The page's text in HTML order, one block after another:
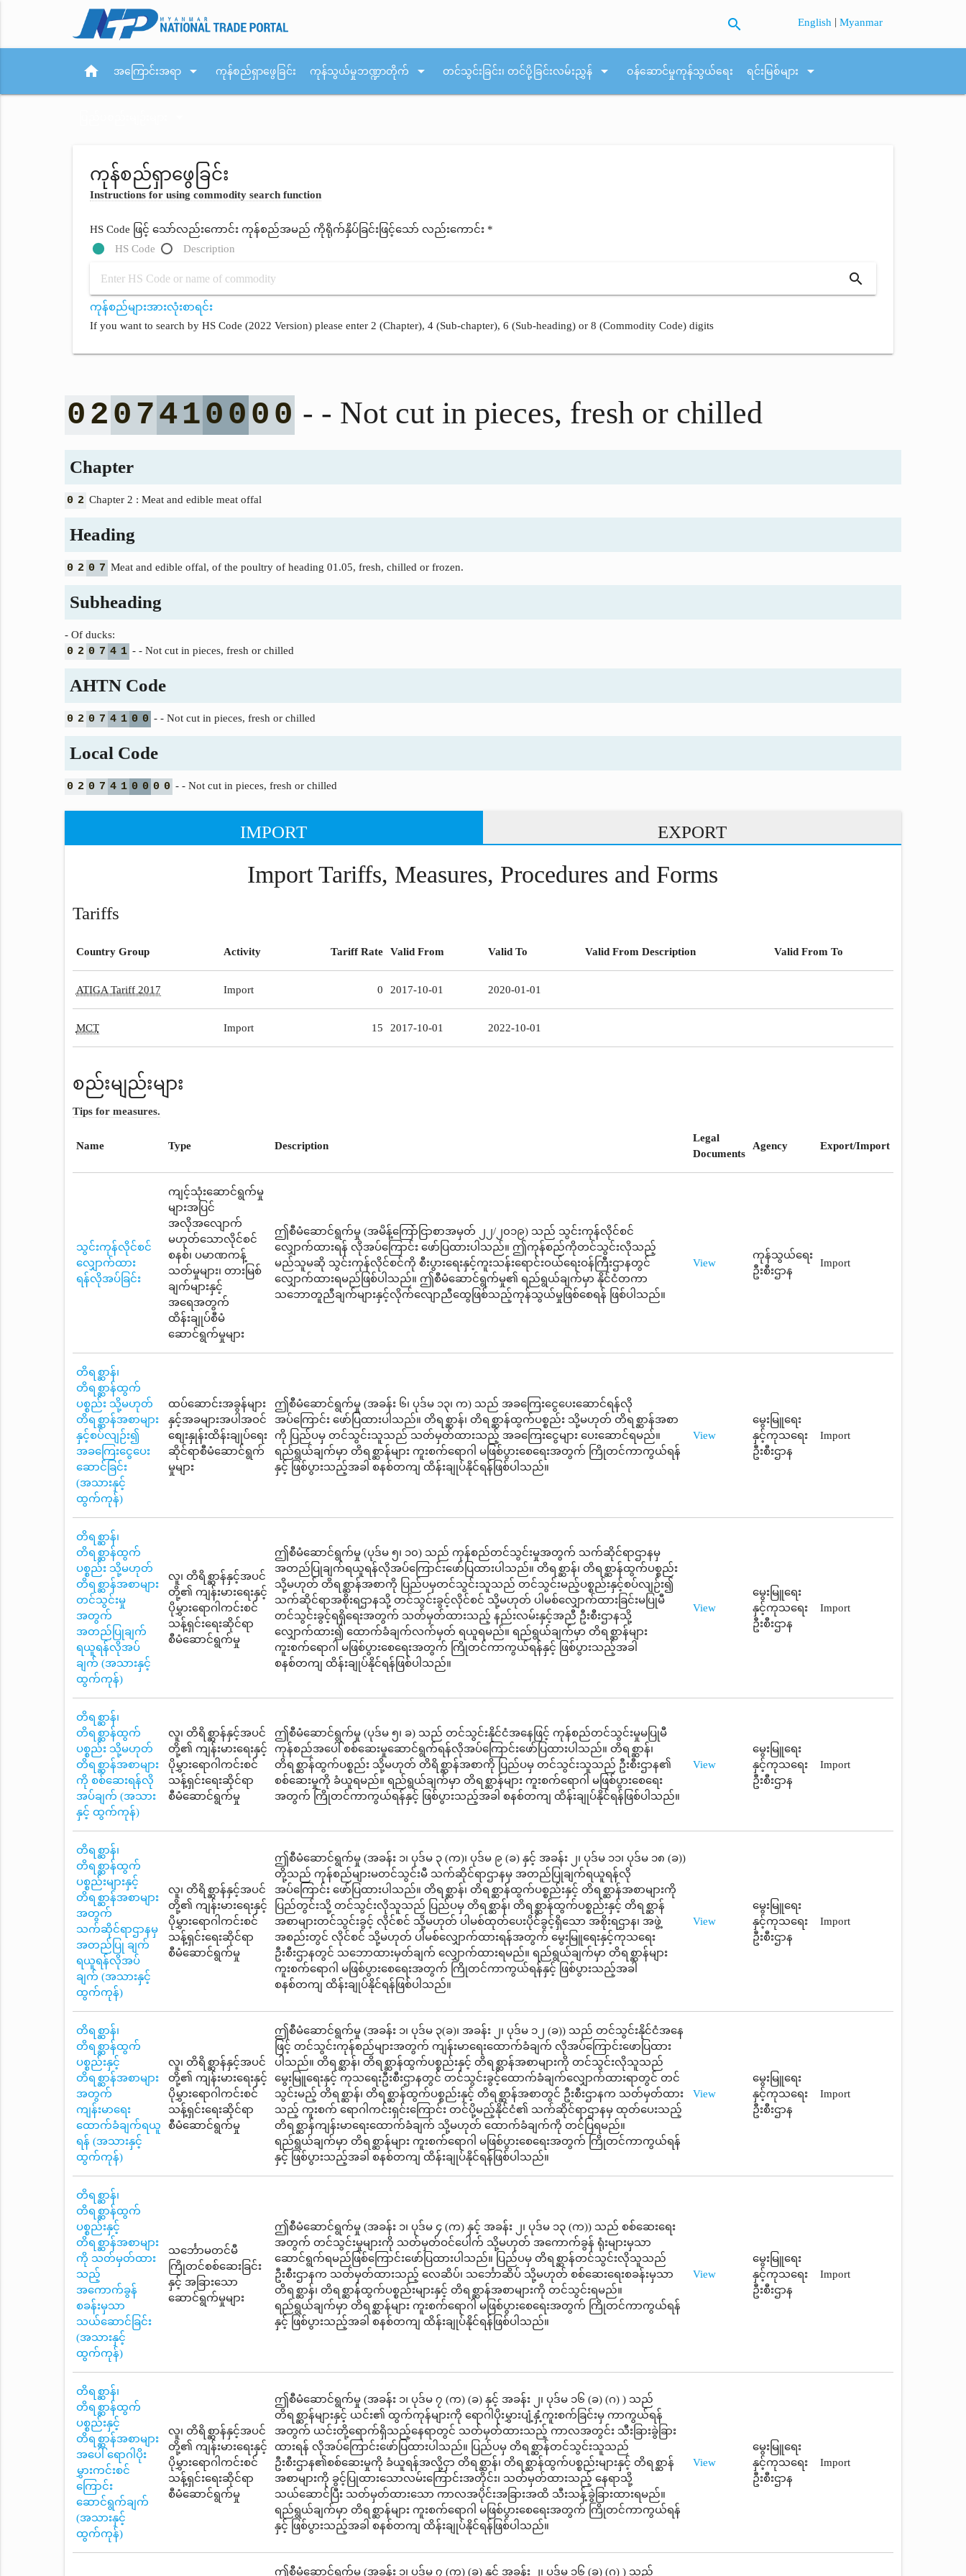
search English |Myanmar
home အကြောင်းအရာ arrow_drop_down ကုန်စည်ရှာဖွေခြင်း ကုန်သွယ်မှုဘဏ္ဍာတိုက် arrow_drop_down တင်သွင်းခြင်း၊ တင်ပို့ခြင်းလမ်းညွှန် arrow_drop_down ဝန်ဆောင်မှုကုန်သွယ်ရေး ရင်းမြစ်များ arrow_drop_down
ကုန်စည်ရှာဖွေခြင်း
Instructions for using commodity search function
HS Code ဖြင့် သော်လည်းကောင်း ကုန်စည်အမည် ကိုရိုက်နှိပ်ခြင်းဖြင့်သော် လည်းကောင်း *
HS Code
Description
search
ကုန်စည်များအားလုံးစာရင်း
If you want to search by HS Code (2022 Version) please enter 2 (Chapter), 4 (Sub-chapter), 6 (Sub-heading) or 8 (Commodity Code) digits
0 2 0 74 10 0 0 0 - - Not cut in pieces, fresh or chilled
Chapter
0 2 Chapter 2 : Meat and edible meat offal
Heading
0 2 0 7 Meat and edible offal, of the poultry of heading 01.05, fresh, chilled or frozen.
Subheading
- Of ducks:
0 2 0 7 4 1 - - Not cut in pieces, fresh or chilled
AHTN Code
0 2 0 7 4 1 0 0 - - Not cut in pieces, fresh or chilled
Local Code
0 2 0 7 4 1 0 0 0 0 - - Not cut in pieces, fresh or chilled
IMPORT EXPORT
Import Tariffs, Measures, Procedures and Forms
Tariffs
Country Group Activity Tariff Rate Valid From Valid To Valid From Description Valid From To
ATIGA Tariff 2017 Import 0 2017-10-01 2020-01-01
MCT Import 15 2017-10-01 2022-10-01
စည်းမျည်းများ
Tips for measures.
Name Type Description
Legal
Documents
Agency Export/Import
သွင်းကုန်လိုင်စင်
လျှောက်ထား
ရန်လိုအပ်ခြင်း
ကျင့်သုံးဆောင်ရွက်မှု
များအပြင်
အလိုအလျောက်
မဟုတ်သောလိုင်စင်
စနစ်၊ ပမာဏကန့်
သတ်မှုများ၊ တားမြစ်
ချက်များနှင့်
အရေအတွက်
ထိန်းချုပ်စီမံ
ဆောင်ရွက်မှုများ
ဤစီမံဆောင်ရွက်မှု (အမိန့်ကြော်ငြာစာအမှတ် ၂၂/၂၀၁၉) သည် သွင်းကုန်လိုင်စင်
လျှောက်ထားရန် လိုအပ်ကြောင်း ဖော်ပြထားပါသည်။ ဤကုန်စည်ကိုတင်သွင်းလိုသည့်
မည်သူမဆို သွင်းကုန်လိုင်စင်ကို စီးပွားရေးနှင့်ကူးသန်းရောင်းဝယ်ရေးဝန်ကြီးဌာနတွင်
လျှောက်ထားရမည်ဖြစ်ပါသည်။ ဤစီမံဆောင်ရွက်မှု၏ ရည်ရွယ်ချက်မှာ နိုင်ငံတကာ
သဘောတူညီချက်များနှင့်လိုက်လျောညီထွေဖြစ်သည့်ကုန်သွယ်မှုဖြစ်စေရန် ဖြစ်ပါသည်။
View
ကုန်သွယ်ရေး
ဦးစီးဌာန
Import
တိရစ္ဆာန်၊
တိရစ္ဆာန်ထွက်
ပစ္စည်း သို့မဟုတ်
တိရစ္ဆာန်အစာများ
နှင့်စပ်လျဉ်း၍
အခကြေးငွေပေး
ဆောင်ခြင်း
(အသားနှင့်
ထွက်ကုန်)
ထပ်ဆောင်းအခွန်များ
နှင့်အခများအပါအဝင်
စျေးနှုန်းထိန်းချုပ်ရေး
ဆိုင်ရာစီမံဆောင်ရွက်
မှုများ
ဤစီမံဆောင်ရွက်မှု (အခန်း ၆၊ ပုဒ်မ ၁၃၊ က) သည် အခကြေးငွေပေးဆောင်ရန်လို
အပ်ကြောင်း ဖော်ပြထားပါသည်။ တိရစ္ဆာန်၊ တိရစ္ဆာန်ထွက်ပစ္စည်း သို့မဟုတ် တိရစ္ဆာန်အစာ
ကို ပြည်ပမှ တင်သွင်းသူသည် သတ်မှတ်ထားသည့် အခကြေးငွေများ ပေးဆောင်ရမည်။
ရည်ရွယ်ချက်မှာ တိရစ္ဆာန်များ ကူးစက်ရောဂါ မဖြစ်ပွားစေရေးအတွက် ကြိုတင်ကာကွယ်ရန်
နှင့် ဖြစ်ပွားသည့်အခါ စနစ်တကျ ထိန်းချုပ်နိုင်ရန်ဖြစ်ပါသည်။
View
မွေးမြူရေး
နှင့်ကုသရေး
ဦးစီးဌာန
Import
တိရစ္ဆာန်၊
တိရစ္ဆာန်ထွက်
ပစ္စည်း သို့မဟုတ်
တိရစ္ဆာန်အစာများ
တင်သွင်းမှု
အတွက်
အတည်ပြုချက်
ရယူရန်လိုအပ်
ချက် (အသားနှင့်
ထွက်ကုန်)
လူ၊ တိရိစ္ဆာန်နှင့်အပင်
တို့၏ ကျန်းမားရေးနှင့်
ပိုမွှားရောဂါကင်းစင်
သန့်ရှင်းရေးဆိုင်ရာ
စီမံဆောင်ရွက်မှု
ဤစီမံဆောင်ရွက်မှု (ပုဒ်မ ၅၊ ၁၀) သည် ကုန်စည်တင်သွင်းမှုအတွက် သက်ဆိုင်ရာဌာနမှ
အတည်ပြုချက်ရယူရန်လိုအပ်ကြောင်းဖော်ပြထားပါသည်။ တိရစ္ဆာန်၊ တိရစ္ဆာန်ထွက်ပစ္စည်း
သို့မဟုတ် တိရစ္ဆာန်အစာကို ပြည်ပမှတင်သွင်းသူသည် တင်သွင်းမည့်ပစ္စည်းနှင့်စပ်လျဉ်း၍
သက်ဆိုင်ရာအစိုးရဌာနသို့ တင်သွင်းခွင့်လိုင်စင် သို့မဟုတ် ပါမစ်လျှောက်ထားခြင်းမပြုမီ
တင်သွင်းခွင့်ရရှိရေးအတွက် သတ်မှတ်ထားသည့် နည်းလမ်းနှင့်အညီ ဦးစီးဌာနသို့
လျှောက်ထား၍ ထောက်ခံချက်လက်မှတ် ရယူရမည်။ ရည်ရွယ်ချက်မှာ တိရစ္ဆာန်များ
ကူးစက်ရောဂါ မဖြစ်ပွားစေရေးအတွက် ကြိုတင်ကာကွယ်ရန်နှင့် ဖြစ်ပွားသည့်အခါ
စနစ်တကျ ထိန်းချုပ်နိုင်ရန်ဖြစ်ပါသည်။
View
မွေးမြူရေး
နှင့်ကုသရေး
ဦးစီးဌာန
Import
တိရစ္ဆာန်၊
တိရစ္ဆာန်ထွက်
ပစ္စည်း သို့မဟုတ်
တိရစ္ဆာန်အစာများ
ကို စစ်ဆေးရန်လို
အပ်ချက် (အသား
နှင့် ထွက်ကုန်)
လူ၊ တိရိစ္ဆာန်နှင့်အပင်
တို့၏ ကျန်းမားရေးနှင့်
ပိုမွှားရောဂါကင်းစင်
သန့်ရှင်းရေးဆိုင်ရာ
စီမံဆောင်ရွက်မှု
ဤစီမံဆောင်ရွက်မှု (ပုဒ်မ ၅၊ ခ) သည် တင်သွင်းနိုင်ငံအနေဖြင့် ကုန်စည်တင်သွင်းမှုမပြုမီ
ကုန်စည်အပေါ် စစ်ဆေးမှုဆောင်ရွက်ရန်လိုအပ်ကြောင်းဖော်ပြထားပါသည်။ တိရစ္ဆာန်၊
တိရစ္ဆာန်ထွက်ပစ္စည်း သို့မဟုတ် တိရိစ္ဆာန်အစာကို ပြည်ပမှ တင်သွင်းသူသည် ဦးစီးဌာန၏
စစ်ဆေးမှုကို ခံယူရမည်။ ရည်ရွယ်ချက်မှာ တိရစ္ဆာန်များ ကူးစက်ရောဂါ မဖြစ်ပွားစေရေး
အတွက် ကြိုတင်ကာကွယ်ရန်နှင့် ဖြစ်ပွားသည့်အခါ စနစ်တကျ ထိန်းချုပ်နိုင်ရန်ဖြစ်ပါသည်။
View
မွေးမြူရေး
နှင့်ကုသရေး
ဦးစီးဌာန
Import
တိရစ္ဆာန်၊
တိရစ္ဆာန်ထွက်
ပစ္စည်းများနှင့်
တိရစ္ဆာန်အစာများ
အတွက်
သက်ဆိုင်ရာဌာနမှ
အတည်ပြု ချက်
ရယူရန်လိုအပ်
ချက် (အသားနှင့်
ထွက်ကုန်)
လူ၊ တိရိစ္ဆာန်နှင့်အပင်
တို့၏ ကျန်းမားရေးနှင့်
ပိုမွှားရောဂါကင်းစင်
သန့်ရှင်းရေးဆိုင်ရာ
စီမံဆောင်ရွက်မှု
ဤစီမံဆောင်ရွက်မှု (အခန်း ၁၊ ပုဒ်မ ၃ (က)၊ ပုဒ်မ ၉ (ခ) နှင့် အခန်း ၂၊ ပုဒ်မ ၁၁၊ ပုဒ်မ ၁၈ (ခ))
တို့သည် ကုန်စည်များမတင်သွင်းမီ သက်ဆိုင်ရာဌာနမှ အတည်ပြုချက်ရယူရန်လို
အပ်ကြောင်း ဖော်ပြထားပါသည်။ တိရစ္ဆာန်၊ တိရစ္ဆာန်ထွက်ပစ္စည်းနှင့် တိရစ္ဆာန်အစာများကို
ပြည်တွင်းသို့ တင်သွင်းလိုသူသည် ပြည်ပမှ တိရစ္ဆာန်၊ တိရစ္ဆာန်ထွက်ပစ္စည်းနှင့် တိရစ္ဆာန်
အစာများတင်သွင်းခွင့် လိုင်စင် သို့မဟုတ် ပါမစ်ထုတ်ပေးပိုင်ခွင့်ရှိသော အစိုးရဌာန၊ အဖွဲ့
အစည်းတွင် လိုင်စင် သို့မဟုတ် ပါမစ်လျှောက်ထားရန်အတွက် မွေးမြူရေးနှင့်ကုသရေး
ဦးစီးဌာနတွင် သဘောထားမှတ်ချက် လျှောက်ထားရမည်။ ရည်ရွယ်ချက်မှာ တိရစ္ဆာန်များ
ကူးစက်ရောဂါ မဖြစ်ပွားစေရေးအတွက် ကြိုတင်ကာကွယ်ရန်နှင့် ဖြစ်ပွားသည့်အခါ
စနစ်တကျ ထိန်းချုပ်နိုင်ရန်ဖြစ်ပါသည်။
View
မွေးမြူရေး
နှင့်ကုသရေး
ဦးစီးဌာန
Import
တိရစ္ဆာန်၊
တိရစ္ဆာန်ထွက်
ပစ္စည်းနှင့်
တိရစ္ဆာန်အစာများ
အတွက်
ကျန်းမာရေး
ထောက်ခံချက်ရယူ
ရန် (အသားနှင့်
ထွက်ကုန်)
လူ၊ တိရိစ္ဆာန်နှင့်အပင်
တို့၏ ကျန်းမားရေးနှင့်
ပိုမွှားရောဂါကင်းစင်
သန့်ရှင်းရေးဆိုင်ရာ
စီမံဆောင်ရွက်မှု
ဤစီမံဆောင်ရွက်မှု (အခန်း ၁၊ ပုဒ်မ ၃(ခ)၊ အခန်း ၂၊ ပုဒ်မ ၁၂ (ခ)) သည် တင်သွင်းနိုင်ငံအနေ
ဖြင့် တင်သွင်းကုန်စည်များအတွက် ကျန်းမာရေးထောက်ခံချက် လိုအပ်ကြောင်းဖောပြထား
ပါသည်။ တိရစ္ဆာန်၊ တိရစ္ဆာန်ထွက်ပစ္စည်းနှင့် တိရစ္ဆာန်အစာများကို တင်သွင်းလိုသူသည်
မွေးမြူရေးနှင့် ကုသရေးဦးစီးဌာနတွင် တင်သွင်းခွင့်ထောက်ခံချက်လျှောက်ထားရာတွင် တင်
သွင်းမည့် တိရစ္ဆာန်၊ တိရစ္ဆာန်ထွက်ပစ္စည်းနှင့် တိရစ္ဆာန်အစာတွင် ဦးစီးဌာနက သတ်မှတ်ထား
သည့် ကူးစက် ရောဂါကင်းရှင်းကြောင်း တင်ပို့မည့်နိုင်ငံ၏ သက်ဆိုင်ရာဌာနမှ ထုတ်ပေးသည့်
တိရစ္ဆာန်ကျန်းမာရေးထောက်ခံချက် သို့မဟုတ် ထောက်ခံချက်ကို တင်ပြရမည်။
ရည်ရွယ်ချက်မှာ တိရစ္ဆာန်များ ကူးစက်ရောဂါ မဖြစ်ပွားစေရေးအတွက် ကြိုတင်ကာကွယ်ရန်
နှင့် ဖြစ်ပွားသည့်အခါ စနစ်တကျ ထိန်းချုပ်နိုင်ရန်ဖြစ်ပါသည်။
View
မွေးမြူရေး
နှင့်ကုသရေး
ဦးစီးဌာန
Import
တိရစ္ဆာန်၊
တိရစ္ဆာန်ထွက်
ပစ္စည်းနှင့်
တိရစ္ဆာန်အစာများ
ကို သတ်မှတ်ထား
သည့်
အကောက်ခွန်
စခန်းမှသာ
သယ်ဆောင်ခြင်း
(အသားနှင့်
ထွက်ကုန်)
သင်္ဘောမတင်မီ
ကြိုတင်စစ်ဆေးခြင်း
နှင့် အခြားသော
ဆောင်ရွက်မှုများ
ဤစီမံဆောင်ရွက်မှု (အခန်း ၁၊ ပုဒ်မ ၄ (က) နှင့် အခန်း ၂၊ ပုဒ်မ ၁၃ (က)) သည် စစ်ဆေးရေး
အတွက် တင်သွင်းမှုများကို သတ်မှတ်ဝင်ပေါက် သို့မဟုတ် အကောက်ခွန် ရုံးများမှသာ
ဆောင်ရွက်ရမည်ဖြစ်ကြောင်းဖော်ပြထားပါသည်။ ပြည်ပမှ တိရစ္ဆာန်တင်သွင်းလိုသူသည်
ဦးစီးဌာနက သတ်မှတ်ထားသည့် လေဆိပ်၊ သင်္ဘောဆိပ် သို့မဟုတ် စစ်ဆေးရေးစခန်းမှသာ
တိရစ္ဆာန်၊ တိရစ္ဆာန်ထွက်ပစ္စည်းများနှင့် တိရစ္ဆာန်အစာများကို တင်သွင်းရမည်။
ရည်ရွယ်ချက်မှာ တိရစ္ဆာန်များ ကူးစက်ရောဂါ မဖြစ်ပွားစေရေးအတွက် ကြိုတင်ကာကွယ်ရန်
နှင့် ဖြစ်ပွားသည့်အခါ စနစ်တကျ ထိန်းချုပ်နိုင်ရန်ဖြစ်ပါသည်။
View
မွေးမြူရေး
နှင့်ကုသရေး
ဦးစီးဌာန
Import
တိရစ္ဆာန်၊
တိရစ္ဆာန်ထွက်
ပစ္စည်းနှင့်
တိရစ္ဆာန်အစာများ
အပေါ် ရောဂါပိုး
မွှားကင်းစင်
ကြောင်း
ဆောင်ရွက်ချက်
(အသားနှင့်
ထွက်ကုန်)
လူ၊ တိရိစ္ဆာန်နှင့်အပင်
တို့၏ ကျန်းမားရေးနှင့်
ပိုမွှားရောဂါကင်းစင်
သန့်ရှင်းရေးဆိုင်ရာ
စီမံဆောင်ရွက်မှု
ဤစီမံဆောင်ရွက်မှု (အခန်း ၁၊ ပုဒ်မ ၇ (က) (ခ) နှင့် အခန်း ၂၊ ပုဒ်မ ၁၆ (ခ) (ဂ) ) သည်
တိရစ္ဆာန်များနှင့် ယင်း၏ ထွက်ကုန်များကို ရောဂါပိုးမွှားပျံ့နှံ့ကူးစက်ခြင်းမှ ကာကွယ်ရန်
အတွက် ယင်းတို့ရောက်ရှိသည့်နေရာတွင် သတ်မှတ်ထားသည့် ကာလအတွင်း သီးခြားခွဲခြား
ထားရန် လိုအပ်ကြောင်းဖော်ပြထားပါသည်။ ပြည်ပမှ တိရစ္ဆာန်တင်သွင်းသူသည်
ဦးစီးဌာန၏စစ်ဆေးမှုကို ခံယူရန်အလို့ငှာ တိရစ္ဆာန်၊ တိရစ္ဆာန်ထွက်ပစ္စည်းများနှင့် တိရစ္ဆာန်
အစာများကို ခွင့်ပြုထားသောလမ်းကြောင်းအတိုင်း၊ သတ်မှတ်ထားသည့် နေရာသို့
သယ်ဆောင်ပြီး သတ်မှတ်ထားသော ကာလအပိုင်းအခြားအထိ သီးသန့်ခွဲခြားထားရမည်။
ရည်ရွယ်ချက်မှာ တိရစ္ဆာန်များ ကူးစက်ရောဂါ မဖြစ်ပွားစေရေးအတွက် ကြိုတင်ကာကွယ်ရန်
နှင့် ဖြစ်ပွားသည့်အခါ စနစ်တကျ ထိန်းချုပ်နိုင်ရန်ဖြစ်ပါသည်။
View
မွေးမြူရေး
နှင့်ကုသရေး
ဦးစီးဌာန
Import
ဤစီမံဆောင်ရွက်မှု (အခန်း ၁၊ ပုဒ်မ ၇ (က) (ခ) နှင့် အခန်း ၂၊ ပုဒ်မ ၁၆ (ခ) (ဂ) ) သည်